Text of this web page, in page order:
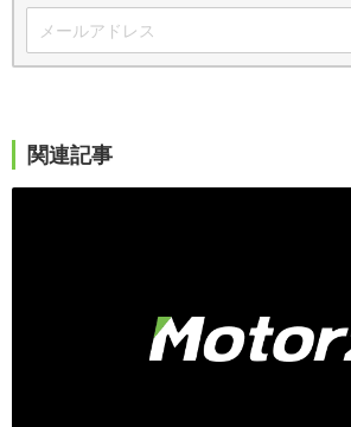
関連記事